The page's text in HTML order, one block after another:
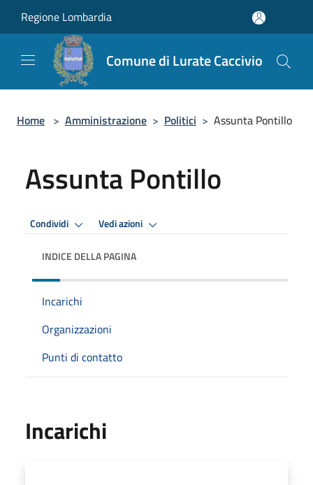
Regione Lombardia
Comune di Lurate Caccivio
Home > Amministrazione > Politici > Assunta Pontillo
Assunta Pontillo
Condividi Vedi azioni
INDICE DELLA PAGINA
Incarichi
Organizzazioni
Punti di contatto
Incarichi